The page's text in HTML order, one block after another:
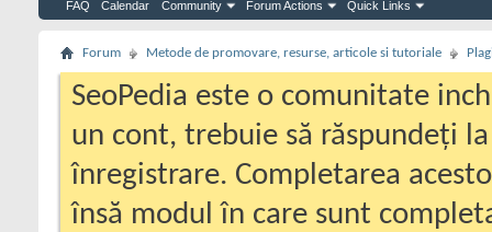
FAQ Calendar Community Forum Actions Quick Links
Forum Metode de promovare, resurse, articole si tutoriale
SeoPedia este o comunitate
un cont, trebuie să răspundeți
înregistrare. Completarea
însă modul în care sunt